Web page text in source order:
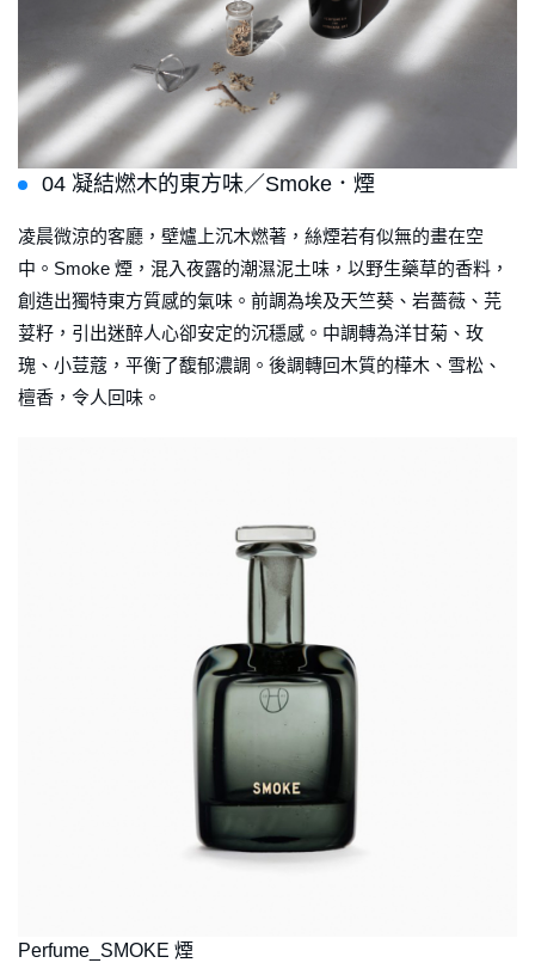
04 凝結燃木的東方味／Smoke．煙
凌晨微涼的客廳，壁爐上沉木燃著，絲煙若有似無的畫在空
中。Smoke 煙，混入夜露的潮濕泥土味，以野生藥草的香料，
創造出獨特東方質感的氣味。前調為埃及天竺葵、岩薔薇、芫
荽籽，引出迷醉人心卻安定的沉穩感。中調轉為洋甘菊、玫
瑰、小荳蔻，平衡了馥郁濃調。後調轉回木質的樺木、雪松、
檀香，令人回味。
Perfume_SMOKE 煙